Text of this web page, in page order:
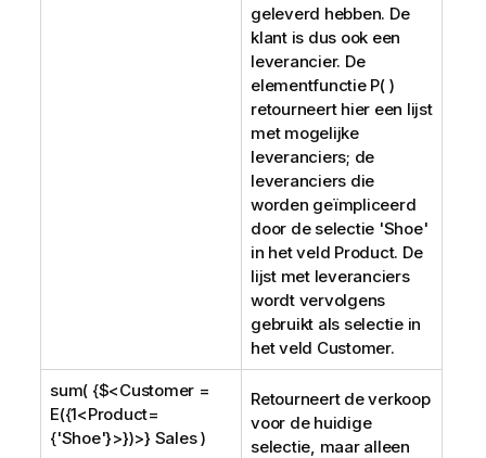
geleverd hebben. De
klant is dus ook een
leverancier. De
elementfunctie P( )
retourneert hier een lijst
met mogelijke
leveranciers; de
leveranciers die
worden geïmpliceerd
door de selectie 'Shoe'
in het veld Product. De
lijst met leveranciers
wordt vervolgens
gebruikt als selectie in
het veld Customer.
sum( {$<Customer =
E({1<Product=
{'Shoe'}>})>} Sales )
Retourneert de verkoop
voor de huidige
selectie, maar alleen